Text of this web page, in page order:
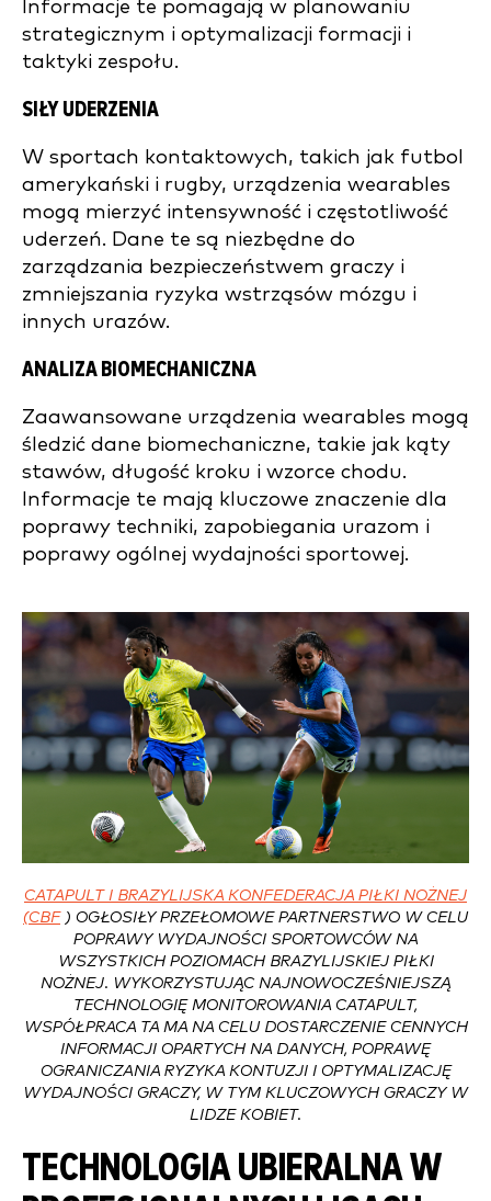
Informacje te pomagają w planowaniu
strategicznym i optymalizacji formacji i
taktyki zespołu.
SIŁY UDERZENIA
W sportach kontaktowych, takich jak futbol
amerykański i rugby, urządzenia wearables
mogą mierzyć intensywność i częstotliwość
uderzeń. Dane te są niezbędne do
zarządzania bezpieczeństwem graczy i
zmniejszania ryzyka wstrząsów mózgu i
innych urazów.
ANALIZA BIOMECHANICZNA
Zaawansowane urządzenia wearables mogą
śledzić dane biomechaniczne, takie jak kąty
stawów, długość kroku i wzorce chodu.
Informacje te mają kluczowe znaczenie dla
poprawy techniki, zapobiegania urazom i
poprawy ogólnej wydajności sportowej.
CATAPULT I BRAZYLIJSKA KONFEDERACJA PIŁKI NOŻNEJ
(CBF ) OGŁOSIŁY PRZEŁOMOWE PARTNERSTWO W CELU
POPRAWY WYDAJNOŚCI SPORTOWCÓW NA
WSZYSTKICH POZIOMACH BRAZYLIJSKIEJ PIŁKI
NOŻNEJ. WYKORZYSTUJĄC NAJNOWOCZEŚNIEJSZĄ
TECHNOLOGIĘ MONITOROWANIA CATAPULT,
WSPÓŁPRACA TA MA NA CELU DOSTARCZENIE CENNYCH
INFORMACJI OPARTYCH NA DANYCH, POPRAWĘ
OGRANICZANIA RYZYKA KONTUZJI I OPTYMALIZACJĘ
WYDAJNOŚCI GRACZY, W TYM KLUCZOWYCH GRACZY W
LIDZE KOBIET.
TECHNOLOGIA UBIERALNA W